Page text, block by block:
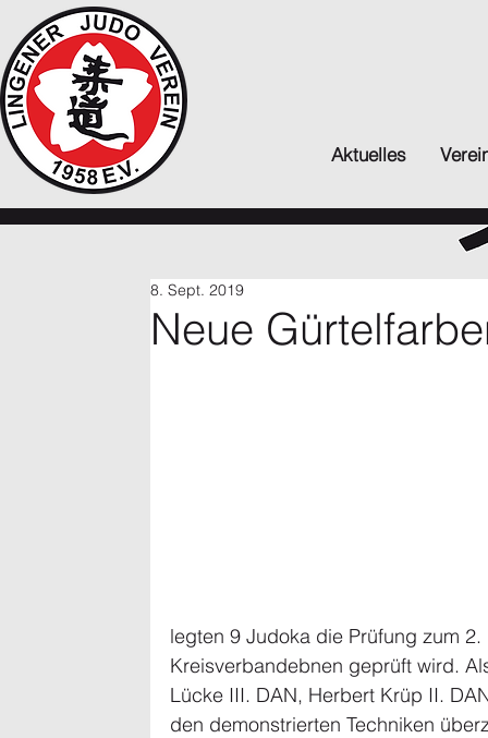
Aktuelles
Neue
8. Sept. 2019
legten 9 Judoka die Prüfung zum
Kreisverbandebnen geprüft wird.
Lücke III. DAN, Herbert Krüp II.
den demonstrierten Techniken